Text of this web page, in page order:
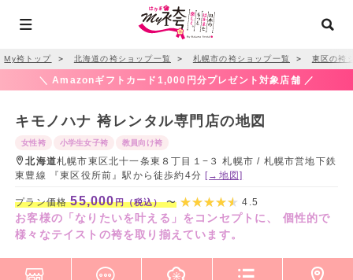
My袴トップ ＞ 北海道の袴ショップ一覧 ＞ 札幌市の袴ショップ一覧 ＞ 東区の袴
＼ Amazonギフトカード1,000円分プレゼント対象店舗 ／
キモノハナ 袴レンタル専門店の地図
女性袴 小学生女子袴 教員向け袴
北海道札幌市東区北十一条東８丁目１−３ 札幌市 / 札幌市営地下鉄
東豊線 『東区役所前』駅から徒歩約4分[→地図]
プラン価格55,000円（税込）〜 4.5
お客様の「なりたいを叶える」をコンセプトに、 個性的で
様々なテイストの袴を取り揃えています。